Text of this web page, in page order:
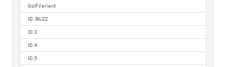
Golf Variant
ID. BUZZ
ID.3
ID.4
ID.5